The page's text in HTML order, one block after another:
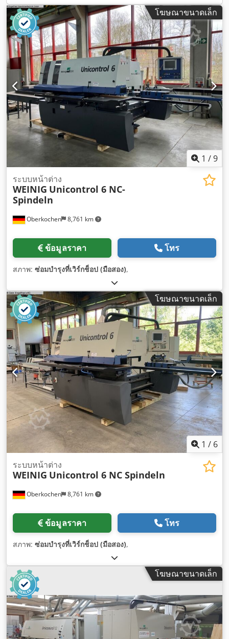
โฆษณาขนาดเล็ก
1 /9
Oberkochen 8,761 km
ระบบหน้าต่าง
WEINIG Unicontrol 6 NC-
Spindeln
ข้อมูลราคา โทร
สภาพ: ซ่อมบำรุงที่เวิร์กช็อป (มือสอง),
โฆษณาขนาดเล็ก
1 / 6
Oberkochen 8,761 km
ระบบหน้าต่าง
WEINIG Unicontrol 6 NC Spindeln
ข้อมูลราคา โทร
สภาพ: ซ่อมบำรุงที่เวิร์กช็อป (มือสอง),
โฆษณาขนาดเล็ก